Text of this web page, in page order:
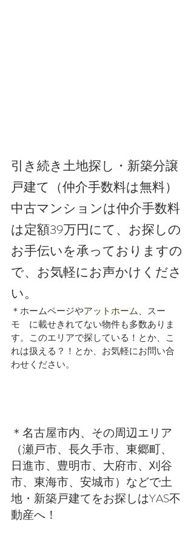
引き続き土地探し・新築分譲
戸建て（仲介手数料は無料）
中古マンションは仲介手数料
は定額39万円にて、お探しの
お手伝いを承っておりますの
で、お気軽にお声かけくださ
い。
＊ホームページやアットホーム、スー
モ　に載せきれてない物件も多数ありま
す。このエリアで探している！とか、こ
れは扱える？！とか、お気軽にお問い合
わせください。
＊名古屋市内、その周辺エリア
（瀬戸市、長久手市、東郷町、
日進市、豊明市、大府市、刈谷
市、東海市、安城市）などで土
地・新築戸建てをお探しはYAS不
動産へ！